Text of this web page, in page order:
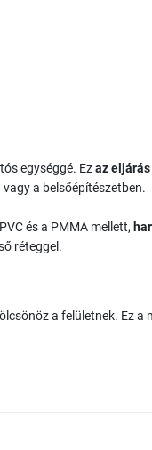
egységgé. Ezaz
a belsőépítészetben.
és a PMMA mellett,
réteggel.
a felületnek. Ez a